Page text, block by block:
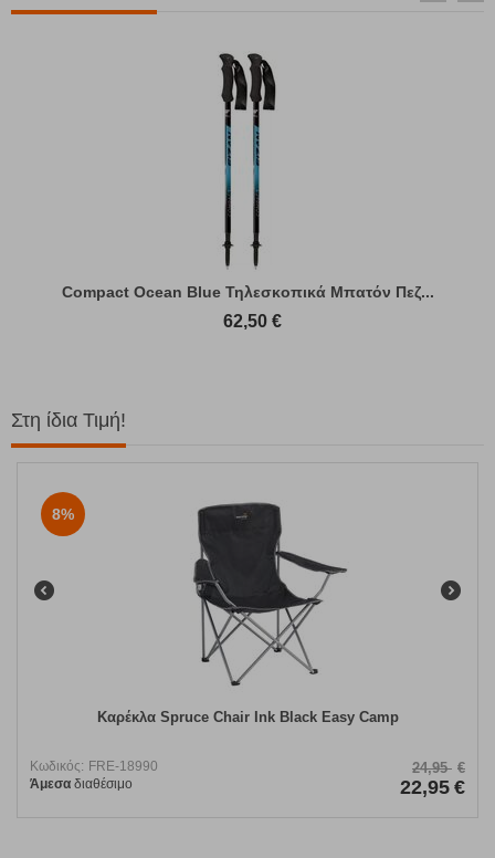
Compact Ocean Blue Τηλεσκοπικά Μπατόν Πεζ...
62,50 €
Στη ίδια Τιμή!
8%
Καρέκλα Spruce Chair Ink Black Easy Camp
Κωδικός: FRE-18990
Άμεσα διαθέσιμο
24,95 €
22,95 €